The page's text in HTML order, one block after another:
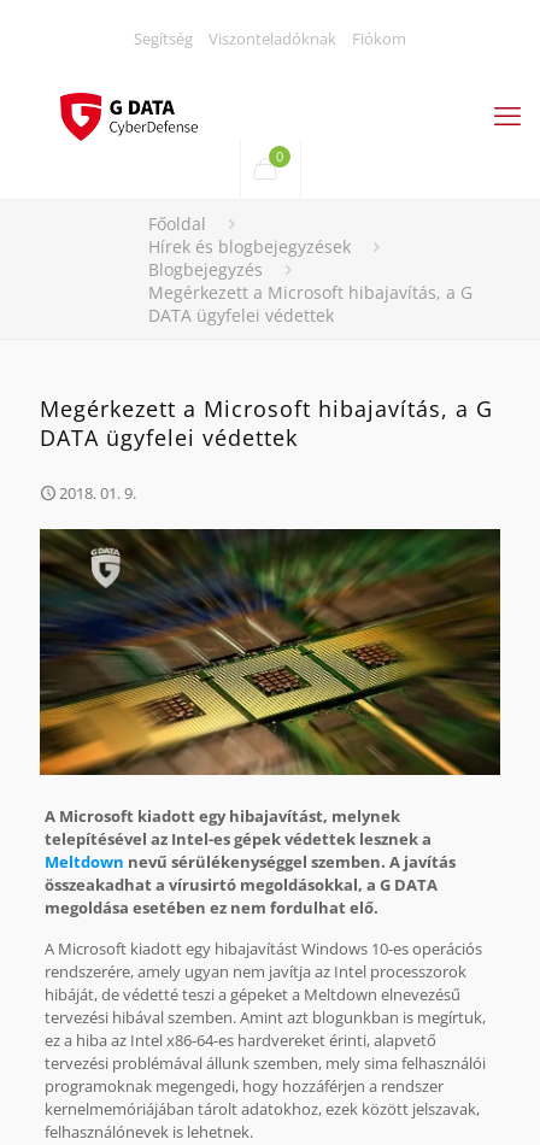
Segítség Viszonteladóknak Fiókom
0
Főoldal
Hírek és blogbejegyzések
Blogbejegyzés
Megérkezett a Microsoft hibajavítás, a G
DATA ügyfelei védettek
Megérkezett a Microsoft hibajavítás, a G
DATA ügyfelei védettek
2018. 01. 9.
A Microsoft kiadott egy hibajavítást, melynek
telepítésével az Intel-es gépek védettek lesznek a
Meltdown nevű sérülékenységgel szemben. A javítás
összeakadhat a vírusirtó megoldásokkal, a G DATA
megoldása esetében ez nem fordulhat elő.
A Microsoft kiadott egy hibajavítást Windows 10-es operációs
rendszerére, amely ugyan nem javítja az Intel processzorok
hibáját, de védetté teszi a gépeket a Meltdown elnevezésű
tervezési hibával szemben. Amint azt blogunkban is megírtuk,
ez a hiba az Intel x86-64-es hardvereket érinti, alapvető
tervezési problémával állunk szemben, mely sima felhasználói
programoknak megengedi, hogy hozzáférjen a rendszer
kernelmemóriájában tárolt adatokhoz, ezek között jelszavak,
felhasználónevek is lehetnek.